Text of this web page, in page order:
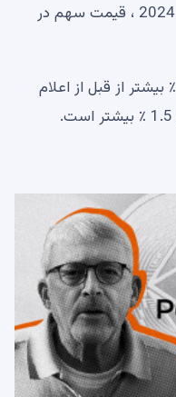
جنبش بزرگ بیت کوین را در ماه مه 2024 ، قیمت سهم در
حتی در حال حاضر ، هنوز هم 105 ٪ بیشتر از قبل از اعلام